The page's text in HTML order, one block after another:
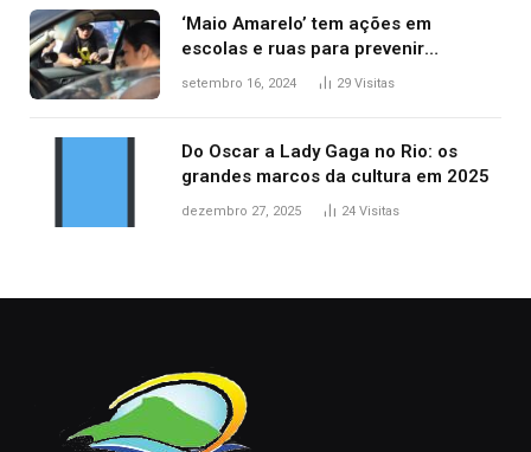
‘Maio Amarelo’ tem ações em
escolas e ruas para prevenir
acidentes no trânsito no AP
setembro 16, 2024 29 Visitas
Do Oscar a Lady Gaga no Rio: os
grandes marcos da cultura em 2025
dezembro 27, 2025 24 Visitas